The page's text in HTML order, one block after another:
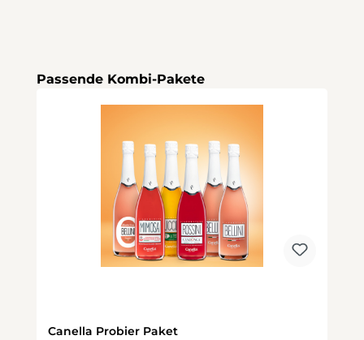
Produktgalerie überspringen
Passende Kombi-Pakete
Canella Probier Paket